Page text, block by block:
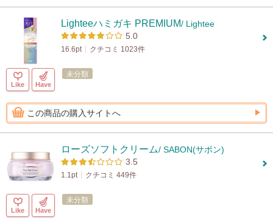
Lighteeハミガキ PREMIUM/ Lightee
5.0
16.6pt クチコミ 1023件
Like Have
未分類
この商品の購入サイトへ
ローズソフトクリーム/ SABON(サボン)
3.5
1.1pt クチコミ 449件
Like Have
未分類